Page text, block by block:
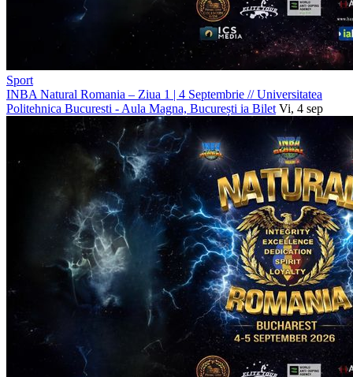
Sport
INBA Natural Romania – Ziua 1 | 4 Septembrie //Universitatea
Politehnica Bucuresti - Aula Magna, București ia Bilet Vi, 4 sep